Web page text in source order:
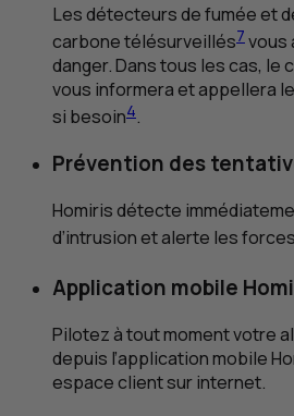
Les détecteurs de fumée et
carbone télésurveillés7 vous
danger. Dans tous les cas, le
vous informera et appellera
si besoin4.
Prévention des
Homiris détecte
d’intrusion et alerte les forces
Application mobile
Pilotez à tout moment votre
depuis l’application mobile
espace client sur internet.